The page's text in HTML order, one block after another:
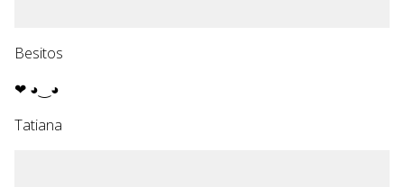
Besitos
❤ ◕‿◕
Tatiana